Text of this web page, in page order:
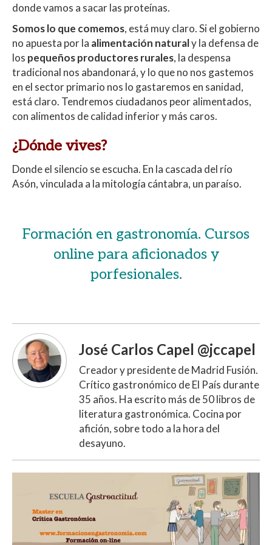
donde vamos a sacar las proteínas.
Somos lo que comemos, está muy claro. Si el gobierno
no apuesta por la alimentación naturaly la defensa de
los pequeños productores rurales, la despensa
tradicional nos abandonará, y lo que no nos gastemos
en el sector primario nos lo gastaremos en sanidad,
está claro. Tendremos ciudadanos peor alimentados,
con alimentos de calidad inferior y más caros.
¿Dónde vives?
Donde el silencio se escucha. En la cascada del río
Asón, vinculada a la mitología cántabra, un paraíso.
Formación en gastronomía. Cursos
online para aficionados y
porfesionales.
José Carlos Capel @jccapel
Creador y presidente de Madrid Fusión.
Crítico gastronómico de El País durante
35 años. Ha escrito más de 50 libros de
literatura gastronómica. Cocina por
afición, sobre todo a la hora del
desayuno.